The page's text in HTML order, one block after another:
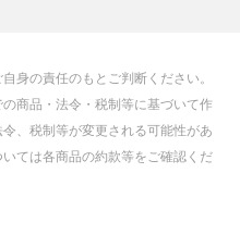
身の責任のもとご判断ください。
商品・法令・税制等に基づいて作
、税制等が変更される可能性があ
ては各商品の約款等をご確認くだ